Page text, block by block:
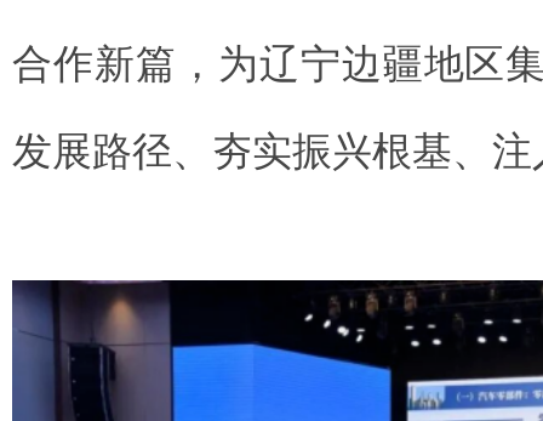
合作新篇，为辽宁边疆地区
发展路径、夯实振兴根基、